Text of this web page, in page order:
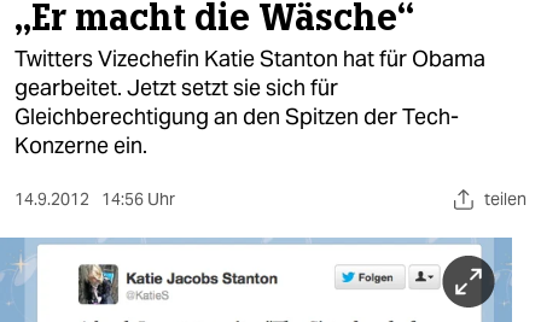
politik
öko
gesellschaft
kultur
sport
„Er macht die Wäsche“
Twitters Vizechefin Katie Stanton hat für Obama
gearbeitet. Jetzt setzt sie sich für
Gleichberechtigung an den Spitzen der Tech-
Konzerne ein.
14.9.2012 14:56 Uhr teilen